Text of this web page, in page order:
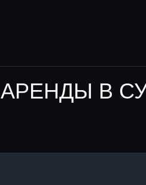
АРЕНДЫ В